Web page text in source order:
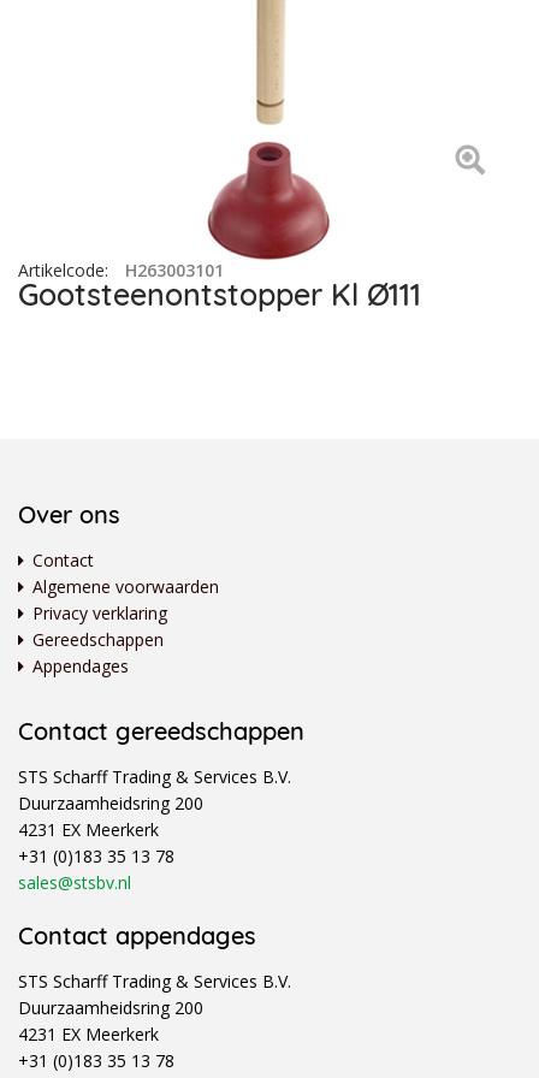
Artikelcode: H263003101
Gootsteenontstopper Kl Ø111
Over ons
Contact
Algemene voorwaarden
Privacy verklaring
Gereedschappen
Appendages
Contact gereedschappen
STS Scharff Trading & Services B.V.
Duurzaamheidsring 200
4231 EX Meerkerk
+31 (0)183 35 13 78
sales@stsbv.nl
Contact appendages
STS Scharff Trading & Services B.V.
Duurzaamheidsring 200
4231 EX Meerkerk
+31 (0)183 35 13 78